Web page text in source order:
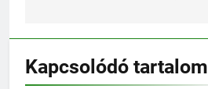
Kapcsolódó tartalom